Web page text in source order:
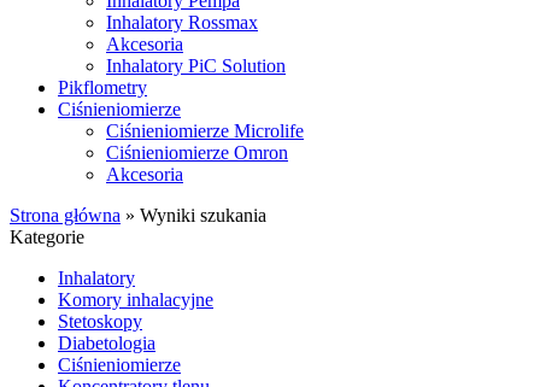
Inhalatory Rossmax
Akcesoria
Inhalatory PiC Solution
Pikflometry
Ciśnieniomierze
Ciśnieniomierze Microlife
Ciśnieniomierze Omron
Akcesoria
Strona główna » Wyniki szukania
Kategorie
Inhalatory
Komory inhalacyjne
Stetoskopy
Diabetologia
Ciśnieniomierze